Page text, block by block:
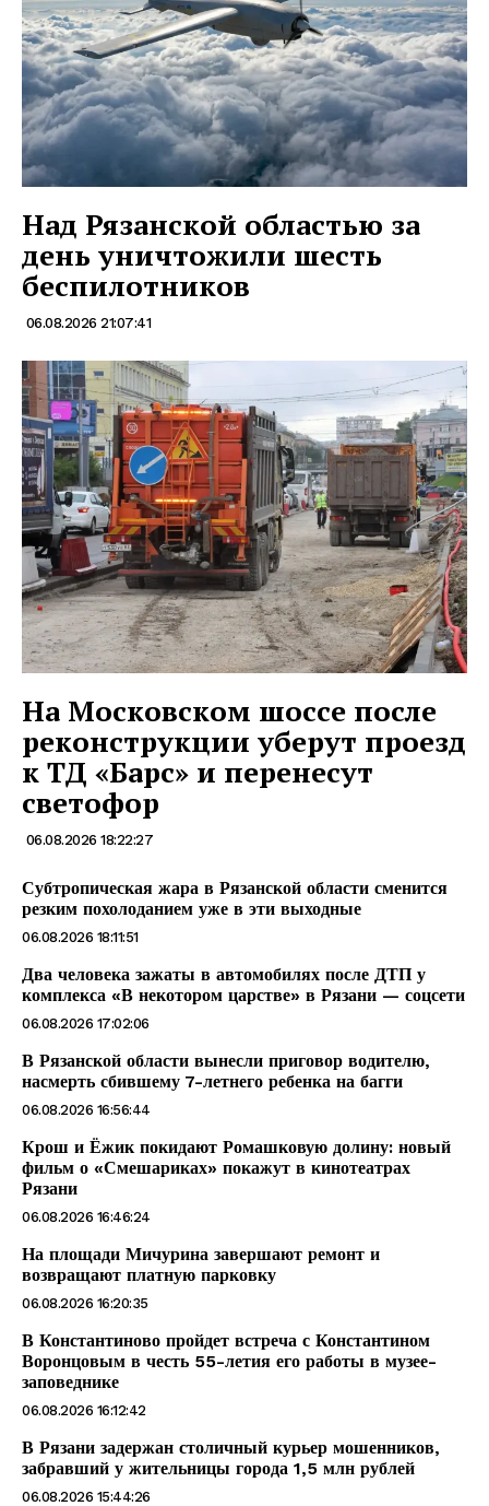
Над Рязанской областью за
день уничтожили шесть
беспилотников
06.08.2026 21:07:41
На Московском шоссе после
реконструкции уберут проезд
к ТД «Барс» и перенесут
светофор
06.08.2026 18:22:27
Субтропическая жара в Рязанской области сменится
резким похолоданием уже в эти выходные
06.08.2026 18:11:51
Два человека зажаты в автомобилях после ДТП у
комплекса «В некотором царстве» в Рязани — соцсети
06.08.2026 17:02:06
В Рязанской области вынесли приговор водителю,
насмерть сбившему 7-летнего ребенка на багги
06.08.2026 16:56:44
Крош и Ёжик покидают Ромашковую долину: новый
фильм о «Смешариках» покажут в кинотеатрах
Рязани
06.08.2026 16:46:24
На площади Мичурина завершают ремонт и
возвращают платную парковку
06.08.2026 16:20:35
В Константиново пройдет встреча с Константином
Воронцовым в честь 55-летия его работы в музее-
заповеднике
06.08.2026 16:12:42
В Рязани задержан столичный курьер мошенников,
забравший у жительницы города 1,5 млн рублей
06.08.2026 15:44:26